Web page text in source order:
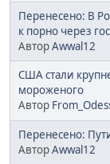
Перенесено: В
к порно через
АвторAwwal12
США стали
мороженого
Автор
Перенесено:
АвторAwwal12